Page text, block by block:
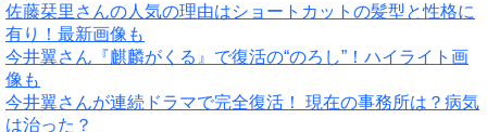
佐藤栞里さんの人気の理由はショートカットの髪型と性格に
有り！最新画像も
今井翼さん『麒麟がくる』で復活の“のろし”！ハイライト画
像も
今井翼さんが連続ドラマで完全復活！ 現在の事務所は？病気
は治った？